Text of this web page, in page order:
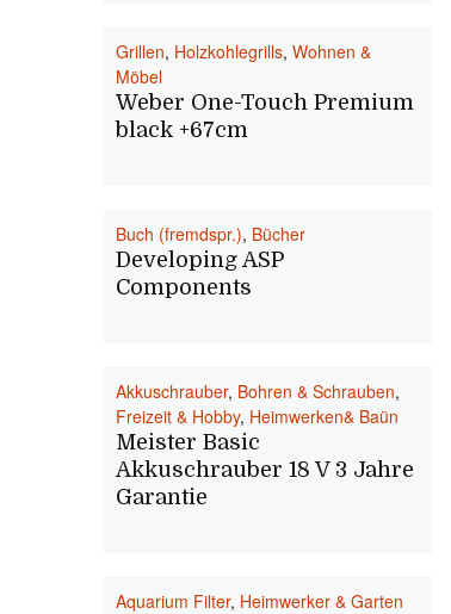
Grillen, Holzkohlegrills, Wohnen &
Möbel
Weber One-Touch Premium
black +67cm
Buch (fremdspr.), Bücher
Developing ASP
Components
Akkuschrauber, Bohren & Schrauben,
Freizeit & Hobby, Heimwerken& Baün
Meister Basic
Akkuschrauber 18 V 3 Jahre
Garantie
Aquarium Filter, Heimwerker & Garten